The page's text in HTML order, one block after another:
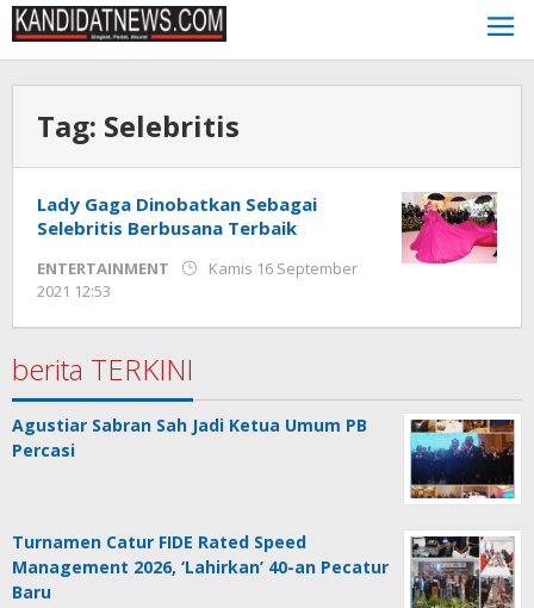
Lewati
ke
konten
Tag: Selebritis
Lady Gaga Dinobatkan Sebagai
Selebritis Berbusana Terbaik
ENTERTAINMENT
Kamis 16 September
2021 12:53
Jackson
berita TERKINI
Agustiar Sabran Sah Jadi Ketua Umum PB
Percasi
Turnamen Catur FIDE Rated Speed
Management 2026, ‘Lahirkan’ 40-an Pecatur
Baru